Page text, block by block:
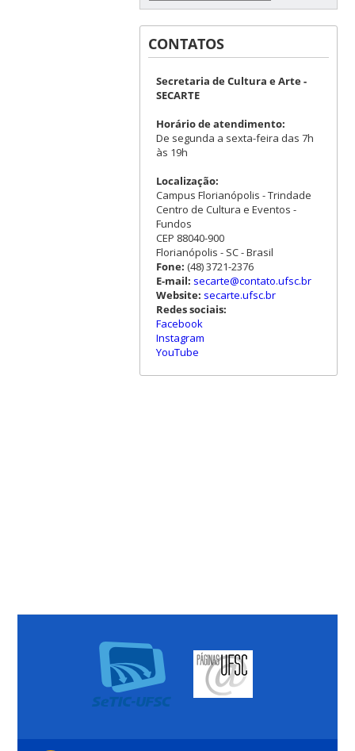
CONTATOS
Secretaria de Cultura e Arte -
SECARTE
Horário de atendimento:
De segunda a sexta-feira das 7h
às 19h
Localização:
Campus Florianópolis - Trindade
Centro de Cultura e Eventos -
Fundos
CEP 88040-900
Florianópolis - SC - Brasil
Fone: (48) 3721-2376
E-mail: secarte@contato.ufsc.br
Website: secarte.ufsc.br
Redes sociais:
Facebook
Instagram
YouTube